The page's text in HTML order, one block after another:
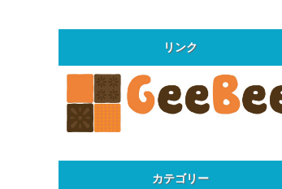
リンク
カテゴリー